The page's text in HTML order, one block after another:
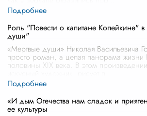
Роль "Повести о капитане Копейкине"
души"
«Мертвые души» Николая Васильевича
просто роман, а целая панорама жизни
половины XIX века. В этом
«И дым Отечества нам сладок и
ее культуры